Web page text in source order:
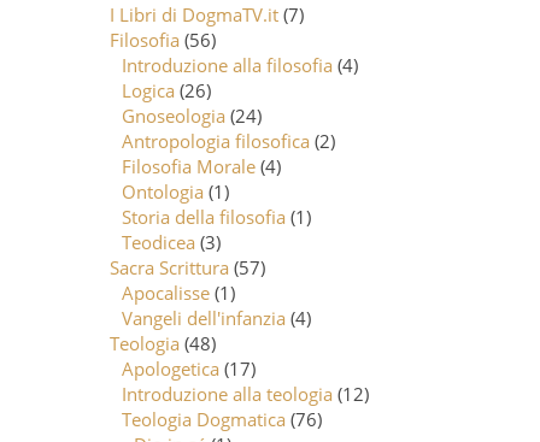
I Libri di DogmaTV.it (7)
Filosofia (56)
Introduzione alla filosofia (4)
Logica (26)
Gnoseologia (24)
Antropologia filosofica (2)
Filosofia Morale (4)
Ontologia (1)
Storia della filosofia (1)
Teodicea (3)
Sacra Scrittura (57)
Apocalisse (1)
Vangeli dell'infanzia (4)
Teologia (48)
Apologetica (17)
Introduzione alla teologia (12)
Teologia Dogmatica (76)